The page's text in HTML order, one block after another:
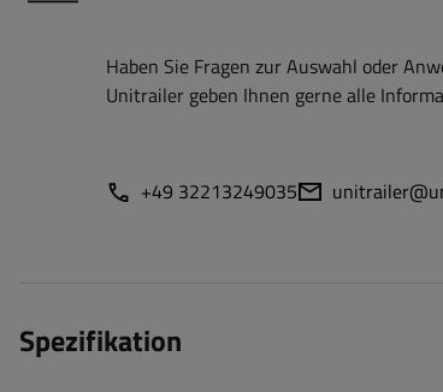
Haben Sie Fragen zur Auswahl oder
Unitrailer geben Ihnen gerne alle
+49 32213249035
Spezifikation